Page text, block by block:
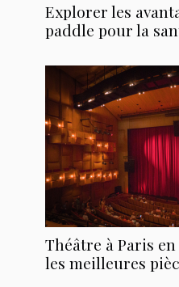
Explorer les
paddle pour la
Théâtre à Paris
les meilleures